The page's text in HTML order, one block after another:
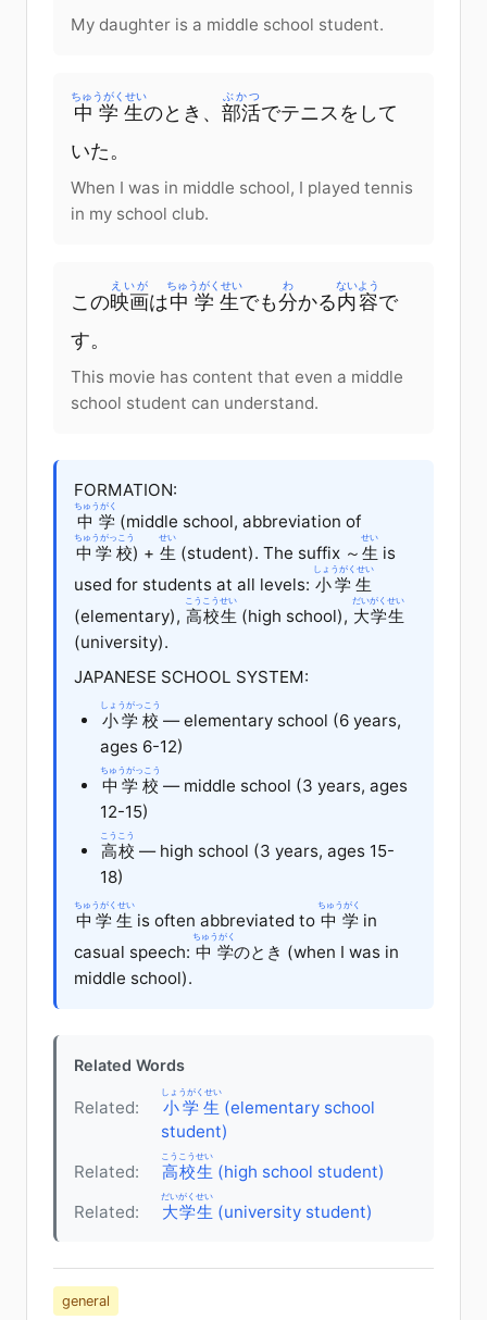
My daughter is a middle school student.
中学生
ちゅうがくせい
のとき、 部活
ぶかつ
でテニスをして
いた。
When I was in middle school, I played tennis
in my school club.
この映画
えいが
は中学生
ちゅうがくせい
でも分
わ
かる内容
ないよう
で
す。
This movie has content that even a middle
school student can understand.
FORMATION:
中学
ちゅうがく
(middle school, abbreviation of
中学校
ちゅうがっこう
) + 生
せい
(student). The suffix ～ 生
せい
is
used for students at all levels: 小学生
しょうがくせい
(elementary), 高校生
こうこうせい
(high school), 大学生
だいがくせい
(university).
JAPANESE SCHOOL SYSTEM:
小学校
しょうがっこう
— elementary school (6 years,
ages 6-12)
中学校
ちゅうがっこう
— middle school (3 years, ages
12-15)
高校
こうこう
— high school (3 years, ages 15-
18)
中学生
ちゅうがくせい
is often abbreviated to 中学
ちゅうがく
in
casual speech: 中学
ちゅうがく
のとき (when I was in
middle school).
Related Words
Related: 小学生
しょうがくせい
(elementary school
student)
Related:
高校生
こうこうせい
(high school student)
Related:
大学生
だいがくせい
(university student)
general